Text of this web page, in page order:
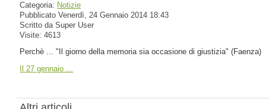
Categoria: Notizie
Pubblicato Venerdì, 24 Gennaio 2014 18:43
Scritto da Super User
Visite: 4613
Perchè ... "Il giorno della memoria sia occasione di giustizia" (Faenza)
Il 27 gennaio ...